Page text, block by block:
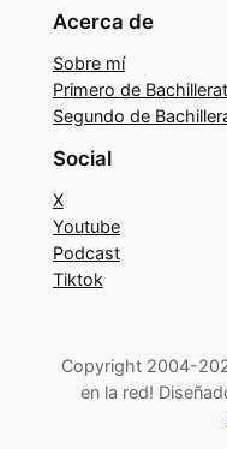
Acerca de
Sobre mí
Primero de
Segundo de
Social
X
Youtube
Podcast
Tiktok
Copyright 2004-
en la red!